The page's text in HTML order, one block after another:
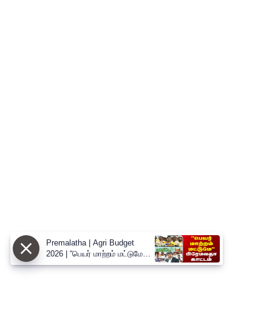
Premalatha | Agri Budget
2026 | “பெயர் மாற்றம் மட்டுமே” -
வேளாண் பட்ஜெட்டை சாடிய